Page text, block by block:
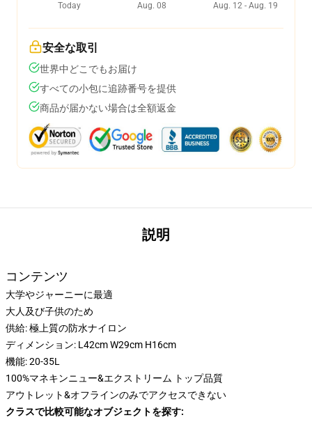
Today
Aug. 08
Aug. 12 - Aug. 19
安全な取引
世界中どこでもお届け
すべての小包に追跡番号を提供
商品が届かない場合は全額返金
説明
コンテンツ
大学やジャーニーに最適
大人及び子供のため
供給: 極上質の防水ナイロン
ディメンション: L42cm W29cm H16cm
機能: 20-35L
100%マネキンニュー&エクストリーム トップ品質
アウトレット&オフラインのみでアクセスできない
クラスで比較可能なオブジェクトを探す: